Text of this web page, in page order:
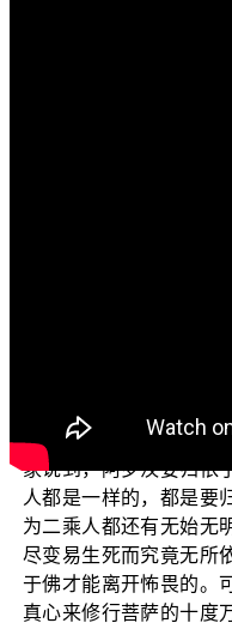
槃功德应作、应断的缘
开可以让人成佛的涅槃
家说到，阿罗汉要归依
人都是一样的，都是要
为二乘人都还有无始无
尽变易生死而究竟无所
于佛才能离开怖畏的。
真心来修行菩萨的十度